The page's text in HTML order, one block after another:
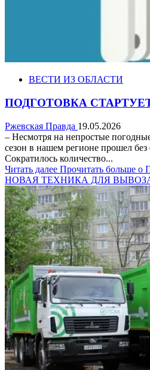
ВЕСТИ ИЗ ОБЛАСТИ
ПОДГОТОВКА
Ржевская Правда 19.05.2026
– Несмотря на непростые
сезон в нашем регионе прошел без
Сократилось количество...
Читать далее Прочитать
НОВАЯ ТЕХНИКА ДЛЯ